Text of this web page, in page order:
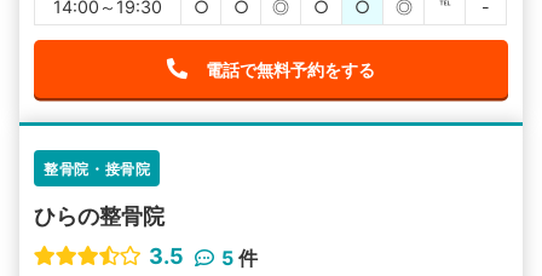
14:00～19:30
○ ○ ◎ ○ ○ ◎ ℡ -
電話で無料予約をする
整骨院・接骨院
ひらの整骨院
3.5
5 件